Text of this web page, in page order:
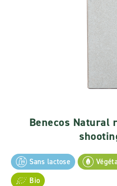
Benecos
Sans lactose
Bio